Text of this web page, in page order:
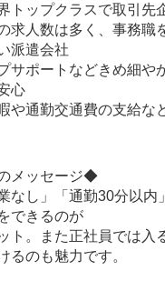
トップクラスで取引先
求人数は多く、事務職
派遣会社
サポートなどきめ細や
心
や通勤交通費の支給な
メッセージ◆
なし」「通勤30分以内
できるのが
ト。また正社員では入
るのも魅力です。